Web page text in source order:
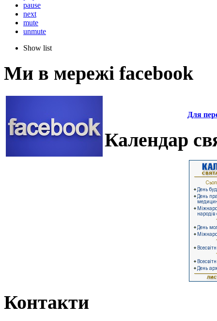
pause
next
mute
unmute
Show list
Ми в мережі facebook
Для
Календар
Контакти